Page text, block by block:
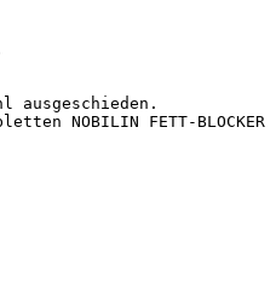
ausgeschieden.
NOBILIN FETT-BLOCKER